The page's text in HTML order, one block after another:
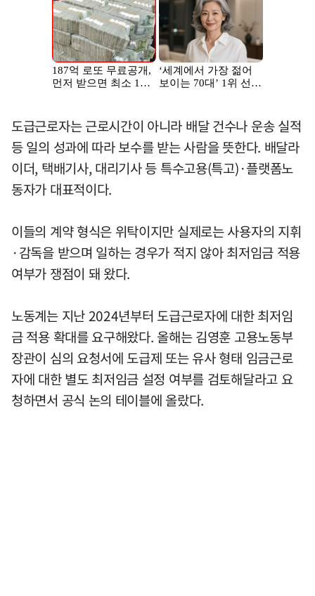
도급근로자는 근로시간이 아니라 배달 건수나 운송 실적
등 일의 성과에 따라 보수를 받는 사람을 뜻한다. 배달라
이더, 택배기사, 대리기사 등 특수고용(특고)·플랫폼노
동자가 대표적이다.
이들의 계약 형식은 위탁이지만 실제로는 사용자의 지휘
·감독을 받으며 일하는 경우가 적지 않아 최저임금 적용
여부가 쟁점이 돼 왔다.
노동계는 지난 2024년부터 도급근로자에 대한 최저임
금 적용 확대를 요구해왔다. 올해는 김영훈 고용노동부
장관이 심의 요청서에 도급제 또는 유사 형태 임금근로
자에 대한 별도 최저임금 설정 여부를 검토해달라고 요
청하면서 공식 논의 테이블에 올랐다.